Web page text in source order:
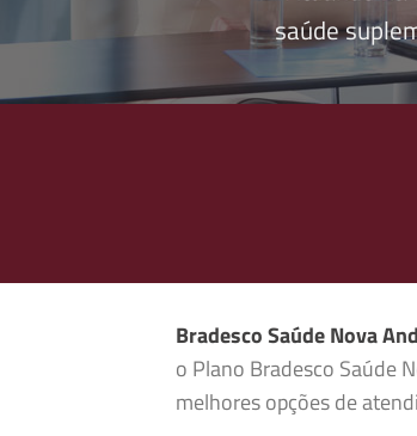
saúde
Bradesco Saúde Nova
o Plano Bradesco Saúde
melhores opções de